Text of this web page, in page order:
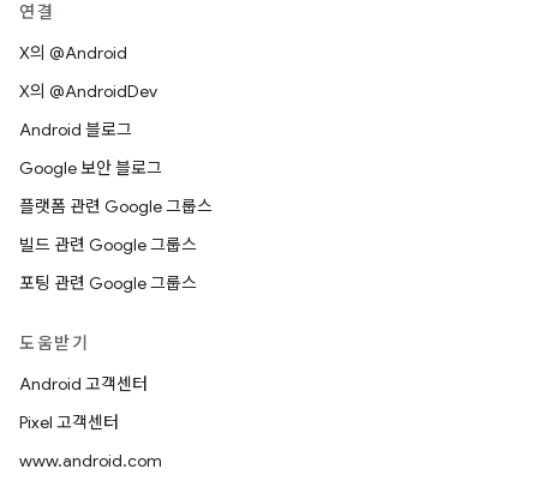
연결
X의 @Android
X의 @AndroidDev
Android 블로그
Google 보안 블로그
플랫폼 관련 Google 그룹스
빌드 관련 Google 그룹스
포팅 관련 Google 그룹스
도움받기
Android 고객센터
Pixel 고객센터
www.android.com